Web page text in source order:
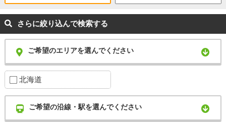
さらに絞り込んで検索する
ご希望のエリアを選んでください
北海道
ご希望の沿線・駅を選んでください